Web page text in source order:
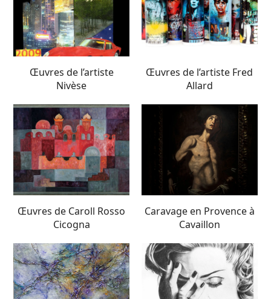
Œuvres de l’artiste
Nivèse
Œuvres de l’artiste Fred
Allard
Œuvres de Caroll Rosso
Cicogna
Caravage en Provence à
Cavaillon